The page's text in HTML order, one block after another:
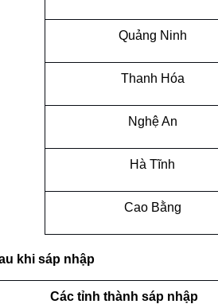
Quảng Ninh
Thanh Hóa
Nghệ An
Hà Tĩnh
Cao Bằng
khi sáp nhập
Các tỉnh thành sáp nhập